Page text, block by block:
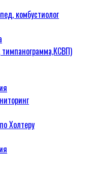
комбустиолог
Холтеру